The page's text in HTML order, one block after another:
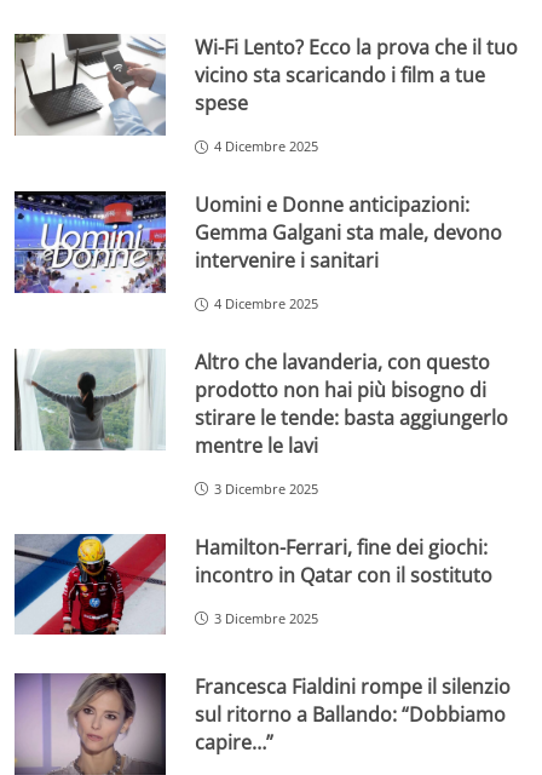
Wi-Fi Lento? Ecco la prova che il tuo
vicino sta scaricando i film a tue
spese
4 Dicembre 2025
Uomini e Donne anticipazioni:
Gemma Galgani sta male, devono
intervenire i sanitari
4 Dicembre 2025
Altro che lavanderia, con questo
prodotto non hai più bisogno di
stirare le tende: basta aggiungerlo
mentre le lavi
3 Dicembre 2025
Hamilton-Ferrari, fine dei giochi:
incontro in Qatar con il sostituto
3 Dicembre 2025
Francesca Fialdini rompe il silenzio
sul ritorno a Ballando: “Dobbiamo
capire…”